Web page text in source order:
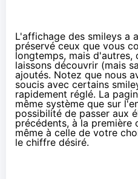
L'affichage des smileys a
préservé ceux que vous
longtemps, mais d'autres,
laissons découvrir (mais
ajoutés. Notez que nous
soucis avec certains
rapidement réglé. La
même système que sur
possibilité de passer aux
précédents, à la première
même à celle de votre
le chiffre désiré.